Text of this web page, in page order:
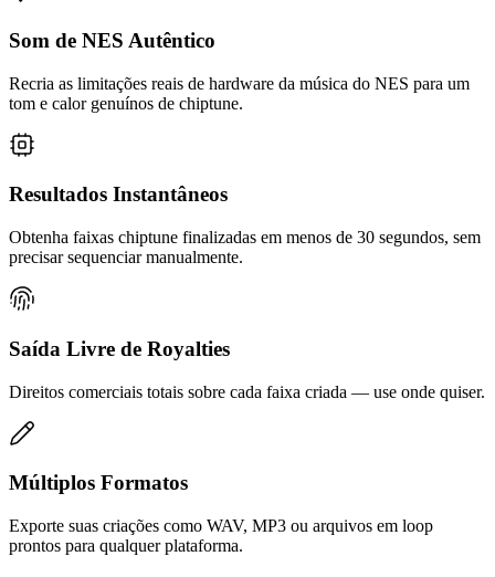
Som de NES Autêntico
Recria as limitações reais de hardware da música do NES para um
tom e calor genuínos de chiptune.
Resultados Instantâneos
Obtenha faixas chiptune finalizadas em menos de 30 segundos, sem
precisar sequenciar manualmente.
Saída Livre de Royalties
Direitos comerciais totais sobre cada faixa criada — use onde quiser.
Múltiplos Formatos
Exporte suas criações como WAV, MP3 ou arquivos em loop
prontos para qualquer plataforma.